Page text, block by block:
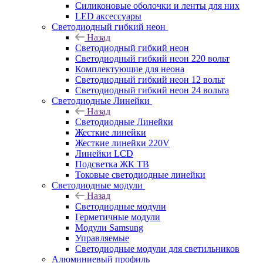
Силиконовые оболочки и ленты для них
LED аксессуары
Светодиодный гибкий неон
Назад
Светодиодный гибкий неон
Светодиодный гибкий неон 220 вольт
Комплектующие для неона
Светодиодный гибкий неон 12 вольт
Светодиодный гибкий неон 24 вольта
Светодиодные Линейки
Назад
Светодиодные Линейки
Жесткие линейки
Жесткие линейки 220V
Линейки LCD
Подсветка ЖК ТВ
Токовые светодиодные линейки
Светодиодные модули
Назад
Светодиодные модули
Герметичные модули
Модули Samsung
Управляемые
Светодиодные модули для светильников
Алюминиевый профиль